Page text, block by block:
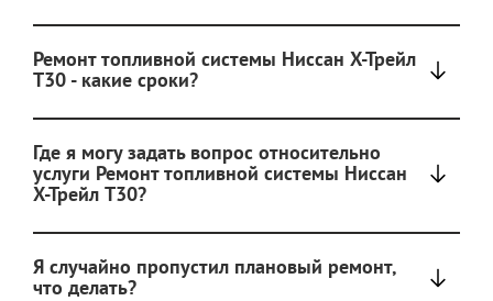
Ремонт топливной системы Ниссан Х-Трейл
T30 - какие сроки?
Где я могу задать вопрос относительно
услуги Ремонт топливной системы Ниссан
Х-Трейл T30?
Я случайно пропустил плановый ремонт,
что делать?